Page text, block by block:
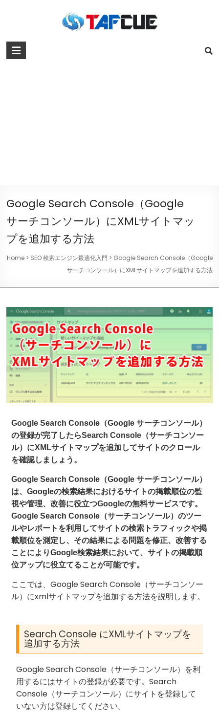
Google Search Console（Google
サーチコンソール）にXMLサイトマッ
プを追加する方法
Home> SEO 検索エンジン最適化入門 > Google Search Console（Google
サーチコンソール）にXMLサイトマップを追加する方法
Google Search Console（Google サーチコンソール）
の登録が完了したらSearch Console（サーチコンソー
ル）にXMLサイトマップを追加してサイトのクロール
を確認しましょう。
Google Search Console（Google サーチコンソール）
は、Googleの検索結果におけるサイトの掲載順位の監
視や管理、改善に役立つGoogleの無料サービスです。
Google Search Console（サーチコンソール）のツー
ルやレポートを利用してサイトの検索トラフィックや掲
載順位を測定し、その結果による問題を修正、改善する
ことによりGoogle検索結果において、サイトの掲載順
位アップに役立てることが可能です。
ここでは、Google Search Console（サーチコンソー
ル）にxmlサイトマップを追加する方法を説明します。
Search Console にXMLサイトマップを
追加する方法
Google Search Console（サーチコンソール）を利
用するにはサイトの登録が必要です。Search
Console（サーチコンソール）にサイトを登録して
いない方は登録してください。